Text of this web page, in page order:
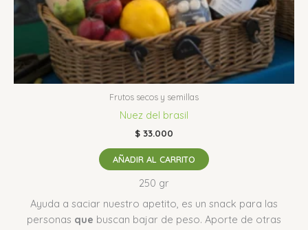
Frutos secos y semillas
Nuez del brasil
$ 33.000
AÑADIR AL CARRITO
250 gr
Ayuda a saciar nuestro apetito, es un snack para las
personas que buscan bajar de peso. Aporte de otras